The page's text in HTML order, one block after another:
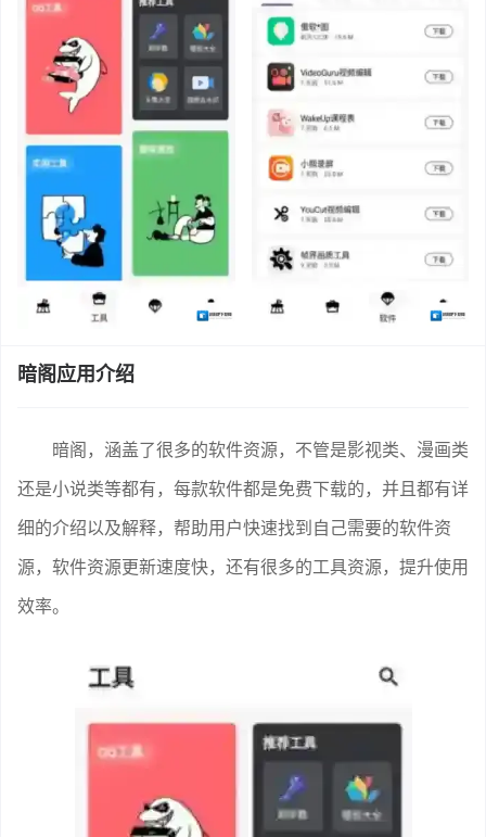
暗阁应用介绍
暗阁，涵盖了很多的软件资源，不管是影视类、漫画类
还是小说类等都有，每款软件都是免费下载的，并且都有详
细的介绍以及解释，帮助用户快速找到自己需要的软件资
源，软件资源更新速度快，还有很多的工具资源，提升使用
效率。